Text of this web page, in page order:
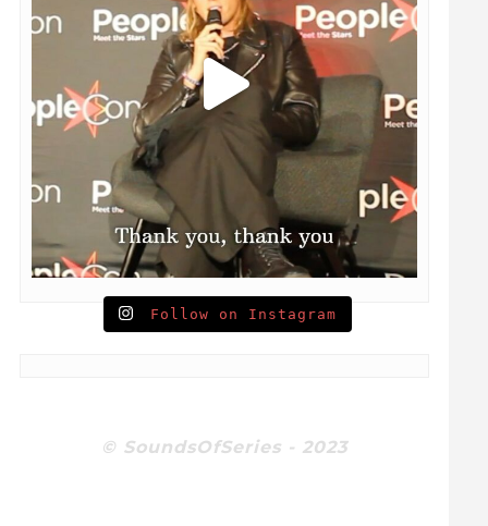
Follow on Instagram
© SoundsOfSeries - 2023